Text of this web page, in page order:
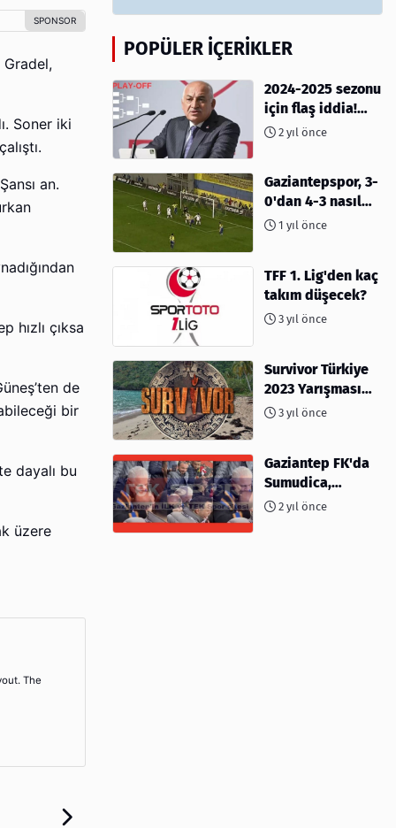
Gradel,
Soner iki
an.
hızlı çıksa
de
bir
dayalı bu
üzere
The
POPÜLER İÇERIKLER
2024-2025 sezonu
için flaş iddia!
Play-Off sistemi
2 yıl önce
Gaziantepspor, 3-
0'dan 4-3 nasıl
kaybetti?
1 yıl önce
TFF 1. Lig'den kaç
takım düşecek?
3 yıl önce
Survivor Türkiye
2023 Yarışması
İçin Geri Sayım
3 yıl önce
Gaziantep FK'da
Sumudica,
Başkanı
2 yıl önce